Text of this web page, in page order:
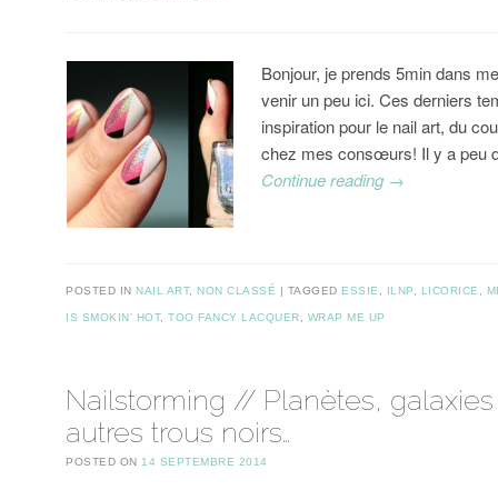
Bonjour, je prends 5min dans
venir un peu ici. Ces derniers
inspiration pour le nail art, du
chez mes consœurs! Il y a peu
Continue reading →
POSTED IN NAIL ART, NON CLASSÉ TAGGED ESSIE ILNP LICORICE
IS SMOKIN' HOT,TOO FANCY LACQUER WRAP ME UP
Nailstorming // Planètes,
autres trous noirs…
POSTED ON 14 SEPTEMBRE 2014